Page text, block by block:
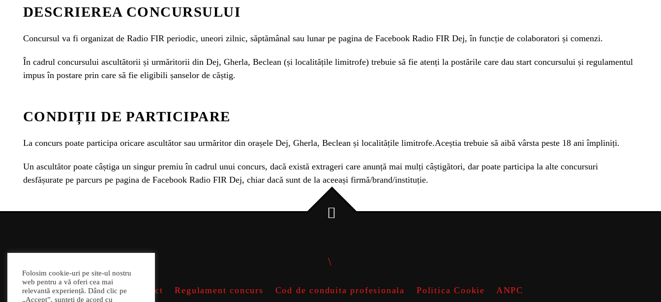
DESCRIEREA CONCURSULUI
Concursul va fi organizat de Radio FIR periodic, uneori zilnic, săptămânal sau lunar pe pagina de Facebook Radio FIR Dej, în funcție de colaboratori și comenzi.
În cadrul concursului ascultătorii și urmăritorii din Dej, Gherla, Beclean (și localitățile limitrofe) trebuie să fie atenți la postările care dau start concursului și regulamentul
impus în postare prin care să fie eligibili șanselor de căștig.
CONDIȚII DE PARTICIPARE
La concurs poate participa oricare ascultător sau urmăritor din orașele Dej, Gherla, Beclean și localitățile limitrofe.Aceștia trebuie să aibă vârsta peste 18 ani împliniți.
Un ascultător poate câștiga un singur premiu în cadrul unui concurs, dacă există extrageri care anunță mai mulți câștigători, dar poate participa la alte concursuri
desfășurate pe parcurs pe pagina de Facebook Radio FIR Dej, chiar dacă sunt de la aceeași firmă/brand/instituție.
Contact Regulament concurs Cod de conduita profesionala Politica Cookie ANPC
Folosim cookie-uri pe site-ul nostru
web pentru a vă oferi cea mai
relevantă experiență. Dând clic pe
„Accept”, sunteți de acord cu